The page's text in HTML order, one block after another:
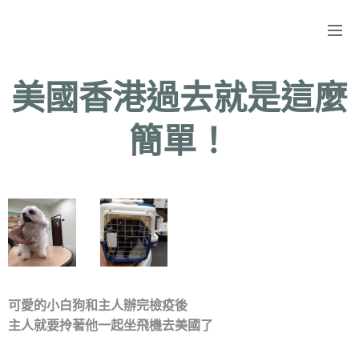
美國香港過去就是這麼
簡單！
可愛的小白狗和主人辦完檢疫後
主人就要拎著他一起坐飛機去美國了